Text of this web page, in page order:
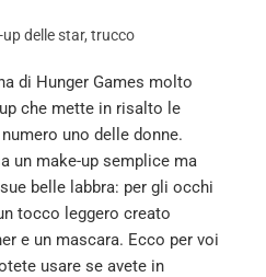
up delle star, trucco
di Hunger Games molto
che mette in risalto le
uno delle donne.
un make-up semplice ma
belle labbra: per gli occhi
tocco leggero creato
e un mascara. Ecco per voi
usare se avete in